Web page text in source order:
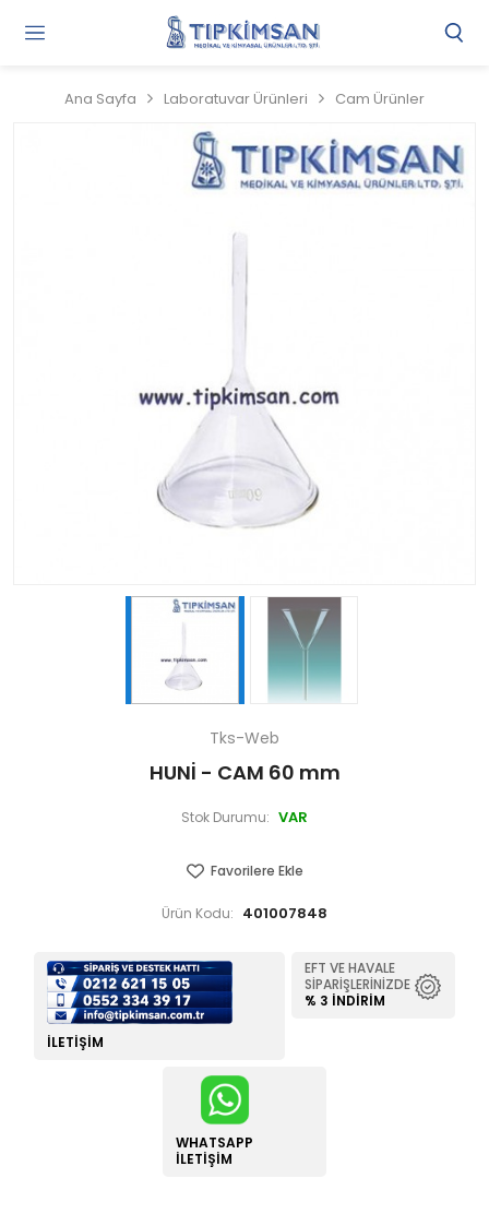
Ana Sayfa Laboratuvar Ürünleri Cam Ürünler
Tks-Web
HUNİ - CAM 60 mm
Stok Durumu: VAR
Favorilere Ekle
Ürün Kodu: 401007848
İLETIŞIM
EFT VE HAVALE
SIPARIŞLERINIZDE
% 3 İNDIRIM
WHATSAPP
İLETIŞIM